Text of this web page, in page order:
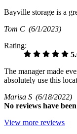
Bayville storage is a
Tom C (6/1/2023)
Rating:
The manager made
absolutely use this
Marisa S (6/18/2022)
No reviews have
View more reviews